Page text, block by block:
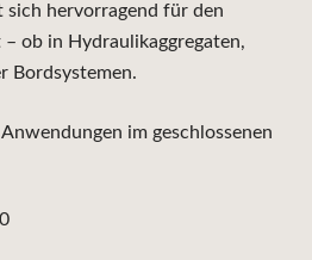
sich hervorragend für den
ob in Hydraulikaggregaten,
Bordsystemen.
im geschlossenen